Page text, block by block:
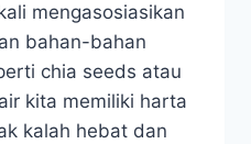
mengasosiasikan
bahan-bahan
chia seeds atau
kita memiliki harta
kalah hebat dan